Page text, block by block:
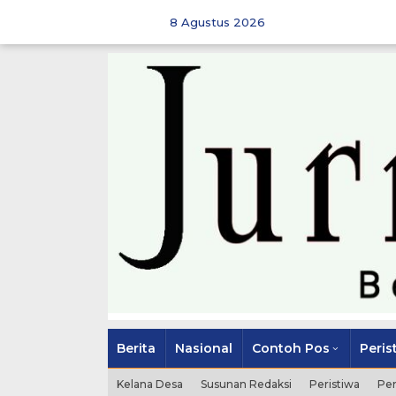
8 Agustus 2026
Berita Nasional Contoh Pos
Kelana Desa Susunan Redaksi Peristiwa